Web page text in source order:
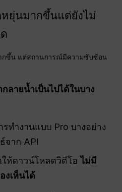
ยุ่นมากขึ้นแต่ยังไม่
กขึ้น แต่สถานการณ์มีความซับซ้อน
ลายน้ำเป็นไปได้ในบาง
รทำงานแบบ Pro บางอย่าง
จาก API
ห้ดาวน์โหลดวิดีโอไม่มี
งเห็นได้